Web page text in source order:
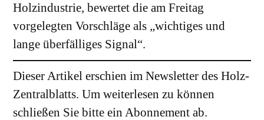
Holzindustrie, bewertet die am Freitag
vorgelegten Vorschläge als „wichtiges und
lange überfälliges Signal“.
Dieser Artikel erschien im Newsletter des Holz-
Zentralblatts. Um weiterlesen zu können
schließen Sie bitte ein Abonnement ab.